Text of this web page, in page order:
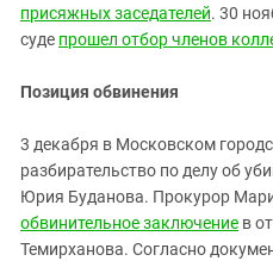
присяжных заседателей. 30
суде прошел отбор членов
Позиция обвинения
3 декабря в Московском
разбирательство по делу об
Юрия Буданова. Прокурор
обвинительное заключение в
Темирханова. Согласно